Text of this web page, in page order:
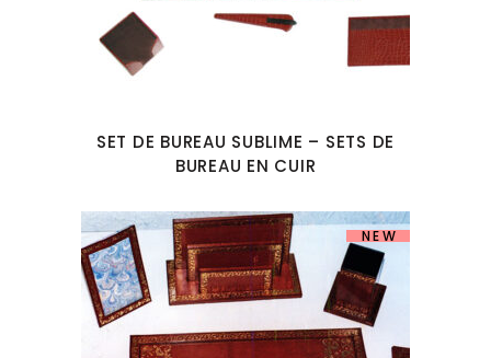
SET DE BUREAU SUBLIME – SETS DE
BUREAU EN CUIR
NEW